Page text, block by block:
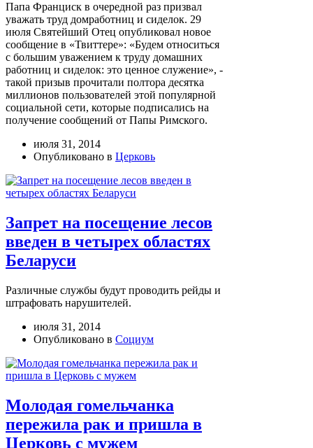
Папа Франциск в очередной раз призвал
уважать труд домработниц и сиделок. 29
июля Святейший Отец опубликовал новое
сообщение в «Твиттере»: «Будем относиться
с большим уважением к труду домашних
работниц и сиделок: это ценное служение», -
такой призыв прочитали полтора десятка
миллионов пользователей этой популярной
социальной сети, которые подписались на
получение сообщений от Папы Римского.
июля 31, 2014
Опубликовано в Церковь
Запрет на посещение лесов
введен в четырех областях
Беларуси
Различные службы будут проводить рейды и
штрафовать нарушителей.
июля 31, 2014
Опубликовано в Социум
Молодая гомельчанка
пережила рак и пришла в
Церковь с мужем